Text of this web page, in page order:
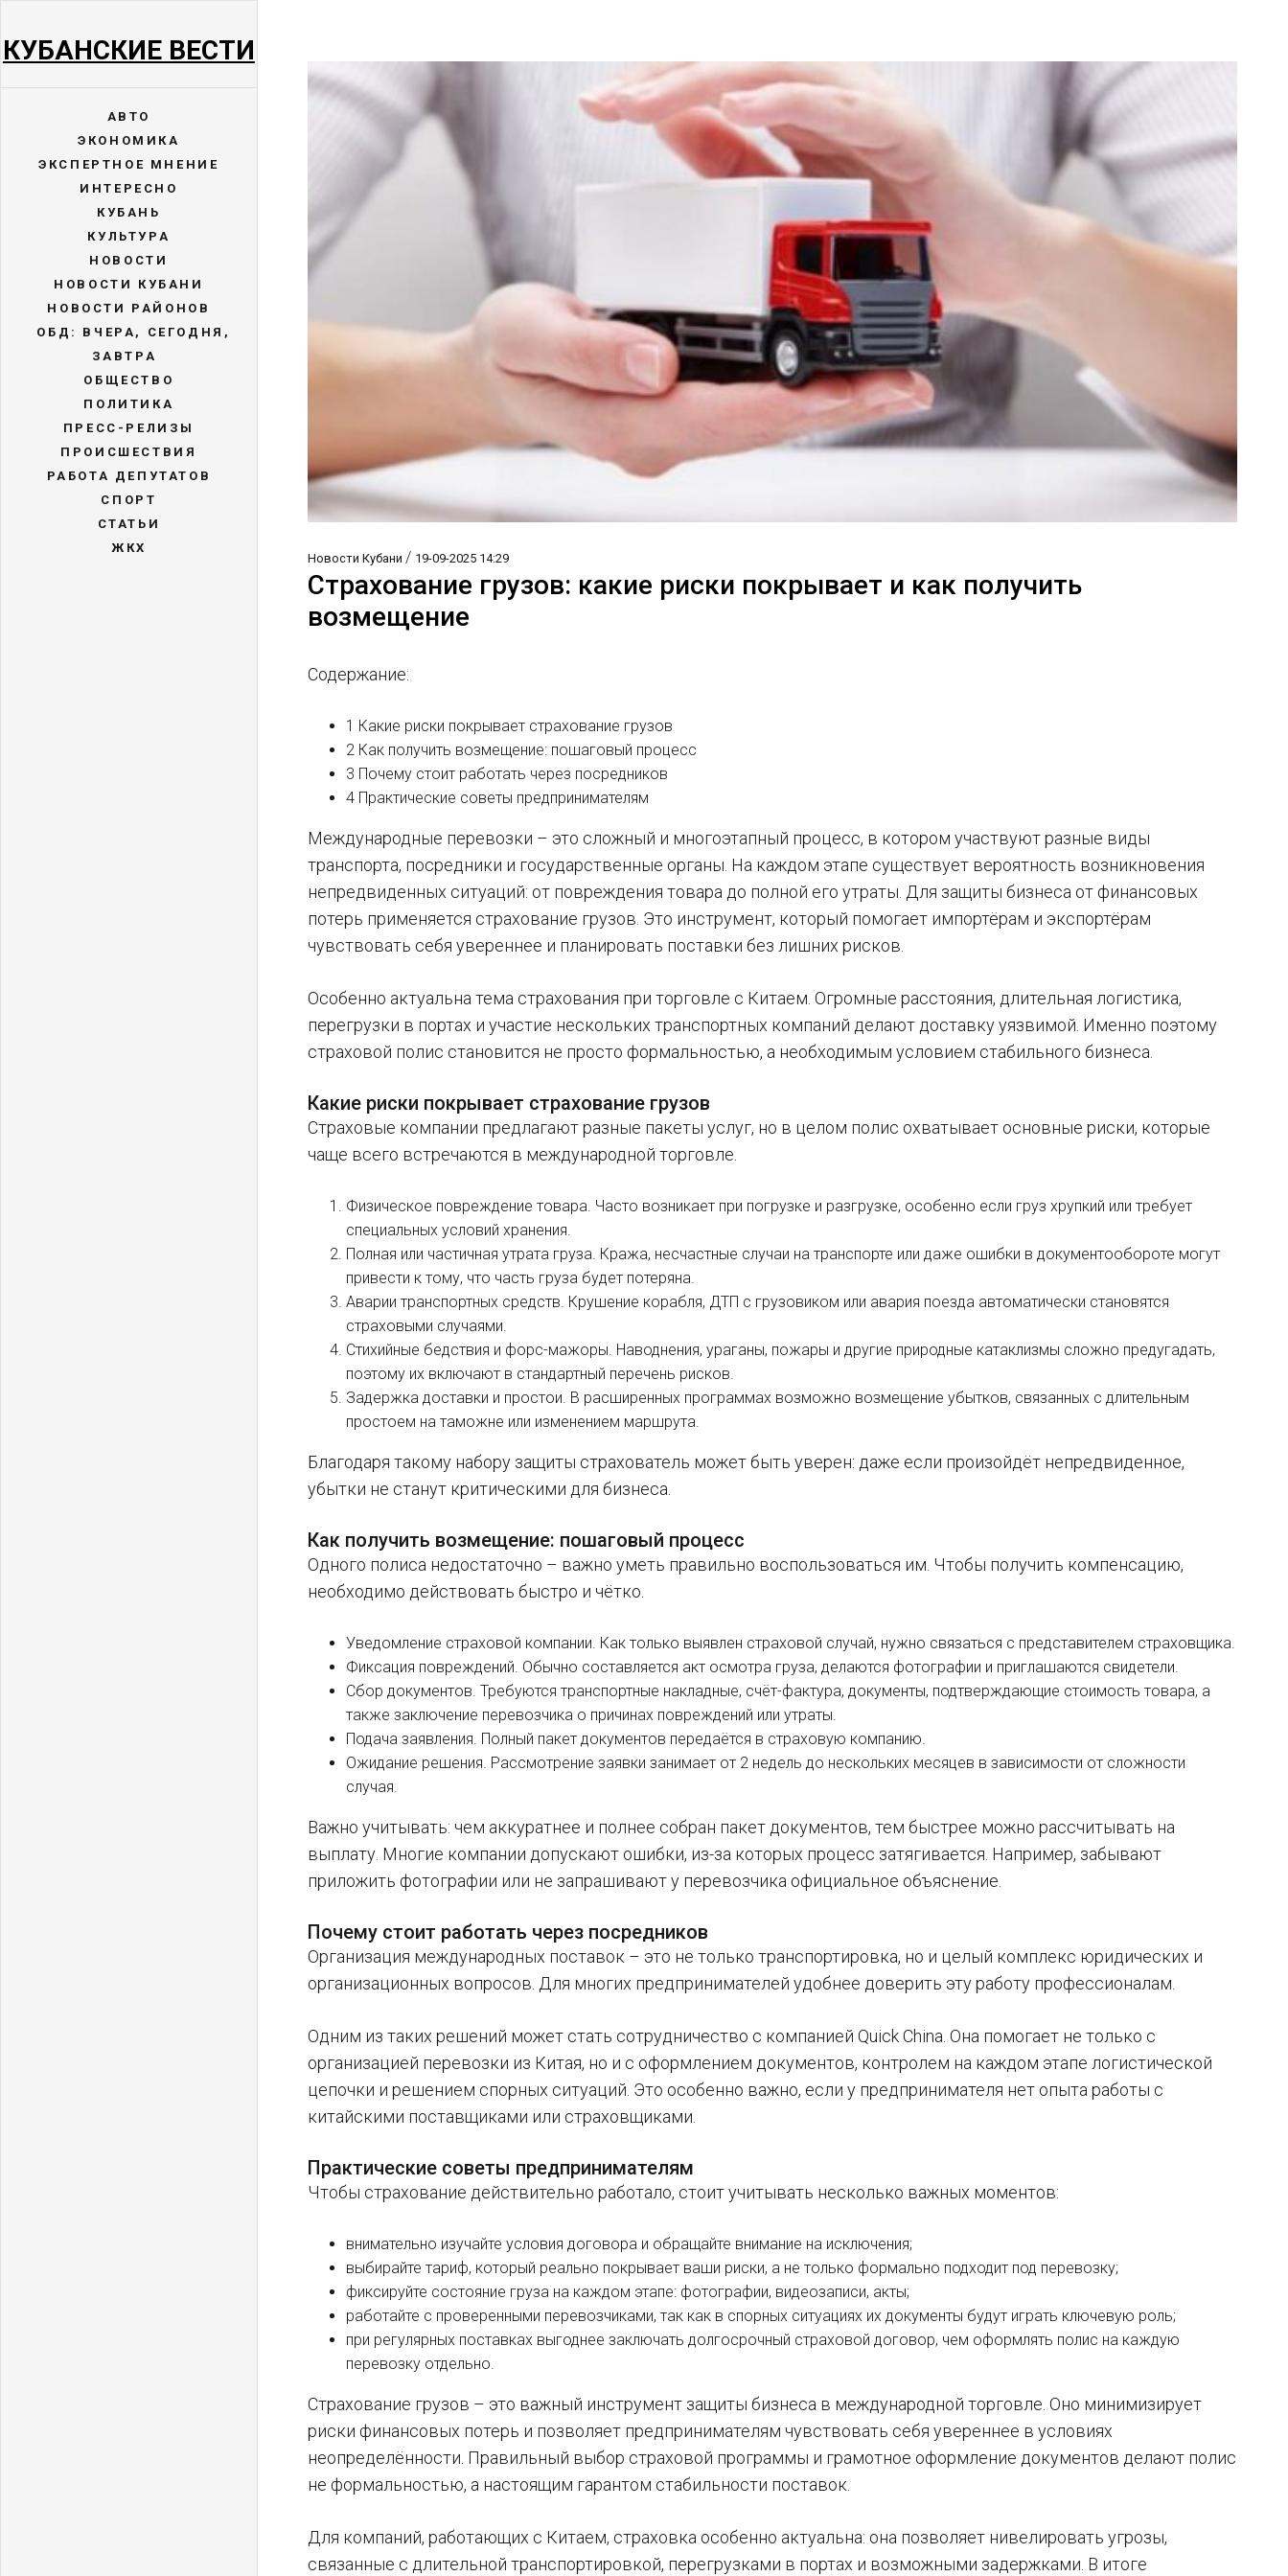
КУБАНСКИЕ ВЕСТИ
АВТО
ЭКОНОМИКА
ЭКСПЕРТНОЕ МНЕНИЕ
ИНТЕРЕСНО
КУБАНЬ
КУЛЬТУРА
НОВОСТИ
НОВОСТИ КУБАНИ
НОВОСТИ РАЙОНОВ
ОБД: ВЧЕРА, СЕГОДНЯ,
ЗАВТРА
ОБЩЕСТВО
ПОЛИТИКА
ПРЕСС-РЕЛИЗЫ
ПРОИСШЕСТВИЯ
РАБОТА ДЕПУТАТОВ
СПОРТ
СТАТЬИ
ЖКХ
Новости Кубани/ 19-09-2025 14:29
Страхование грузов: какие риски покрывает и как получить
возмещение
Содержание:
1 Какие риски покрывает страхование грузов
2 Как получить возмещение: пошаговый процесс
3 Почему стоит работать через посредников
4 Практические советы предпринимателям
Международные перевозки – это сложный и многоэтапный процесс, в котором участвуют разные виды
транспорта, посредники и государственные органы. На каждом этапе существует вероятность возникновения
непредвиденных ситуаций: от повреждения товара до полной его утраты. Для защиты бизнеса от финансовых
потерь применяется страхование грузов. Это инструмент, который помогает импортёрам и экспортёрам
чувствовать себя увереннее и планировать поставки без лишних рисков.
Особенно актуальна тема страхования при торговле с Китаем. Огромные расстояния, длительная логистика,
перегрузки в портах и участие нескольких транспортных компаний делают доставку уязвимой. Именно поэтому
страховой полис становится не просто формальностью, а необходимым условием стабильного бизнеса.
Какие риски покрывает страхование грузов
Страховые компании предлагают разные пакеты услуг, но в целом полис охватывает основные риски, которые
чаще всего встречаются в международной торговле.
Физическое повреждение товара. Часто возникает при погрузке и разгрузке, особенно если груз хрупкий или требует
специальных условий хранения.
Полная или частичная утрата груза. Кража, несчастные случаи на транспорте или даже ошибки в документообороте могут
привести к тому, что часть груза будет потеряна.
Аварии транспортных средств. Крушение корабля, ДТП с грузовиком или авария поезда автоматически становятся
страховыми случаями.
Стихийные бедствия и форс-мажоры. Наводнения, ураганы, пожары и другие природные катаклизмы сложно предугадать,
поэтому их включают в стандартный перечень рисков.
Задержка доставки и простои. В расширенных программах возможно возмещение убытков, связанных с длительным
простоем на таможне или изменением маршрута.
Благодаря такому набору защиты страхователь может быть уверен: даже если произойдёт непредвиденное,
убытки не станут критическими для бизнеса.
Как получить возмещение: пошаговый процесс
Одного полиса недостаточно – важно уметь правильно воспользоваться им. Чтобы получить компенсацию,
необходимо действовать быстро и чётко.
Уведомление страховой компании. Как только выявлен страховой случай, нужно связаться с представителем страховщика.
Фиксация повреждений. Обычно составляется акт осмотра груза, делаются фотографии и приглашаются свидетели.
Сбор документов. Требуются транспортные накладные, счёт-фактура, документы, подтверждающие стоимость товара, а
также заключение перевозчика о причинах повреждений или утраты.
Подача заявления. Полный пакет документов передаётся в страховую компанию.
Ожидание решения. Рассмотрение заявки занимает от 2 недель до нескольких месяцев в зависимости от сложности
случая.
Важно учитывать: чем аккуратнее и полнее собран пакет документов, тем быстрее можно рассчитывать на
выплату. Многие компании допускают ошибки, из-за которых процесс затягивается. Например, забывают
приложить фотографии или не запрашивают у перевозчика официальное объяснение.
Почему стоит работать через посредников
Организация международных поставок – это не только транспортировка, но и целый комплекс юридических и
организационных вопросов. Для многих предпринимателей удобнее доверить эту работу профессионалам.
Одним из таких решений может стать сотрудничество с компанией Quick China. Она помогает не только с
организацией перевозки из Китая, но и с оформлением документов, контролем на каждом этапе логистической
цепочки и решением спорных ситуаций. Это особенно важно, если у предпринимателя нет опыта работы с
китайскими поставщиками или страховщиками.
Практические советы предпринимателям
Чтобы страхование действительно работало, стоит учитывать несколько важных моментов:
внимательно изучайте условия договора и обращайте внимание на исключения;
выбирайте тариф, который реально покрывает ваши риски, а не только формально подходит под перевозку;
фиксируйте состояние груза на каждом этапе: фотографии, видеозаписи, акты;
работайте с проверенными перевозчиками, так как в спорных ситуациях их документы будут играть ключевую роль;
при регулярных поставках выгоднее заключать долгосрочный страховой договор, чем оформлять полис на каждую
перевозку отдельно.
Страхование грузов – это важный инструмент защиты бизнеса в международной торговле. Оно минимизирует
риски финансовых потерь и позволяет предпринимателям чувствовать себя увереннее в условиях
неопределённости. Правильный выбор страховой программы и грамотное оформление документов делают полис
не формальностью, а настоящим гарантом стабильности поставок.
Для компаний, работающих с Китаем, страховка особенно актуальна: она позволяет нивелировать угрозы,
связанные с длительной транспортировкой, перегрузками в портах и возможными задержками. В итоге